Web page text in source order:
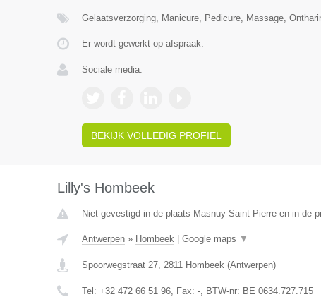
Gelaatsverzorging, Manicure, Pedicure, Massage,
Er wordt gewerkt op afspraak.
Sociale media:
BEKIJK VOLLEDIG PROFIEL
Lilly's Hombeek
Niet gevestigd in de plaats Masnuy Saint Pierre en in de
Antwerpen» Hombeek| Google maps ▼
Spoorwegstraat 27, 2811 Hombeek(Antwerpen)
Tel: +32 472 66 51 96, Fax: -, BTW-nr: BE 0634.727.715